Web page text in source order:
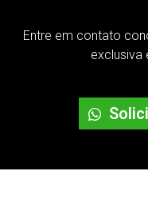
Entre em contato
exclusiva